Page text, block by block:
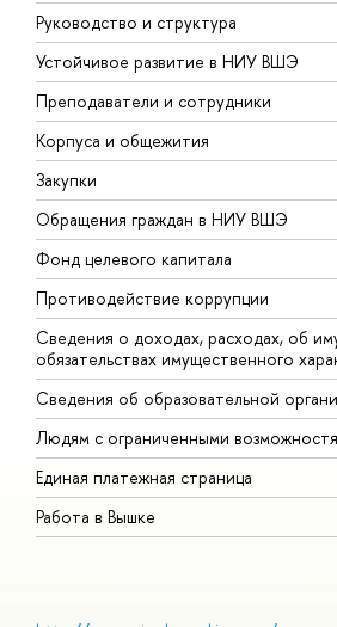
Руководство и структура
Устойчивое развитие в НИУ ВШЭ
Преподаватели и сотрудники
Корпуса и общежития
Закупки
Обращения граждан в НИУ ВШЭ
Фонд целевого капитала
Противодействие коррупции
Сведения о доходах, расходах, об
обязательствах имущественного
Сведения об образовательной
Людям с ограниченными
Единая платежная страница
Работа в Вышке